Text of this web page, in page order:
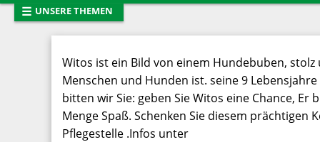
Startseite
Mitglied werden
Tierhaltung
Das Team
Pinnwand
☰ UNSERE THEMEN
Witos ist ein Bild von einem Hundebuben,
Menschen und Hunden ist. seine 9
bitten wir Sie: geben Sie Witos eine Chance,
Menge Spaß. Schenken Sie diesem prächtigen
Pflegestelle .Infos unter